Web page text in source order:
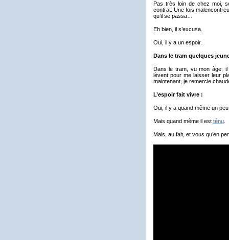
Pas très loin de chez moi,
contrat. Une fois
qu’il se passa…
Eh bien, il s’excusa.
Oui, il y a un espoir.
Dans le tram quelques
Dans le tram, vu mon âge, il
lèvent pour me laisser leur
maintenant, je remercie
L’espoir fait vivre :
Oui, il y a quand même un peu
Mais quand même il est ténu.
Mais, au fait, et vous qu’en